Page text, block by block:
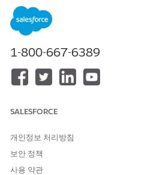
인테이크 특성
이 템플릿의 인테이크 양식은 직원에
다.
발신자 이메일 주소: 의심스러운
을 클릭했는지 여부를 확인합니다.
수동 처리
1-800-667-6389
SALESFORCE
개인정보 처리방침
보안 정책
사용 약관